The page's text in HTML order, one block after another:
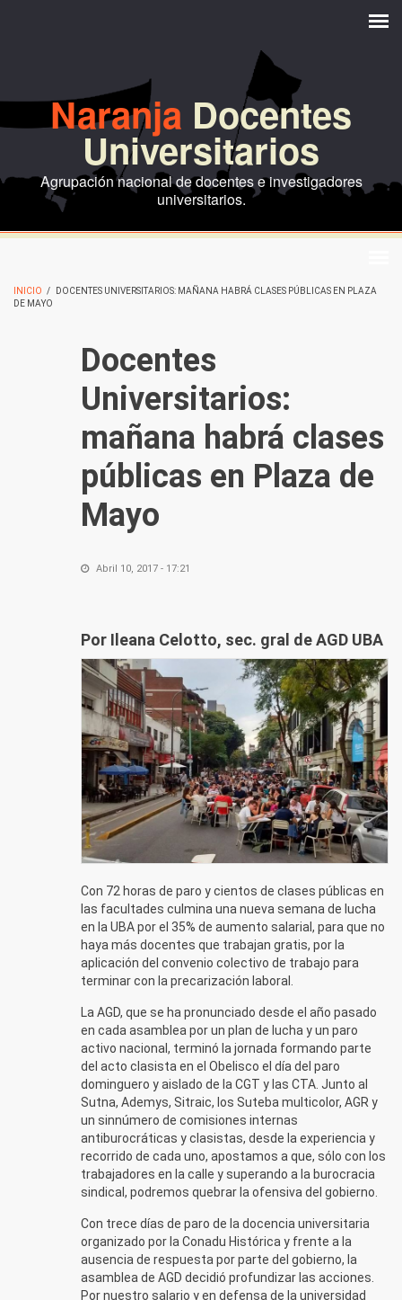
Naranja Docentes
Universitarios
Agrupación nacional de docentes e investigadores
universitarios.
INICIO /
DOCENTES UNIVERSITARIOS: MAÑANA HABRÁ CLASES PÚBLICAS EN PLAZA
DE MAYO
Docentes
Universitarios:
mañana habrá clases
públicas en Plaza de
Mayo
Abril 10, 2017 - 17:21
Por Ileana Celotto, sec. gral de AGD UBA
Con 72 horas de paro y cientos de clases públicas en
las facultades culmina una nueva semana de lucha
en la UBA por el 35% de aumento salarial, para que no
haya más docentes que trabajan gratis, por la
aplicación del convenio colectivo de trabajo para
terminar con la precarización laboral.
La AGD, que se ha pronunciado desde el año pasado
en cada asamblea por un plan de lucha y un paro
activo nacional, terminó la jornada formando parte
del acto clasista en el Obelisco el día del paro
dominguero y aislado de la CGT y las CTA. Junto al
Sutna, Ademys, Sitraic, los Suteba multicolor, AGR y
un sinnúmero de comisiones internas
antiburocráticas y clasistas, desde la experiencia y
recorrido de cada uno, apostamos a que, sólo con los
trabajadores en la calle y superando a la burocracia
sindical, podremos quebrar la ofensiva del gobierno.
Con trece días de paro de la docencia universitaria
organizado por la Conadu Histórica y frente a la
ausencia de respuesta por parte del gobierno, la
asamblea de AGD decidió profundizar las acciones.
Por nuestro salario y en defensa de la universidad